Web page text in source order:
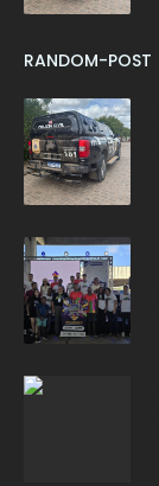
RANDOM-POST